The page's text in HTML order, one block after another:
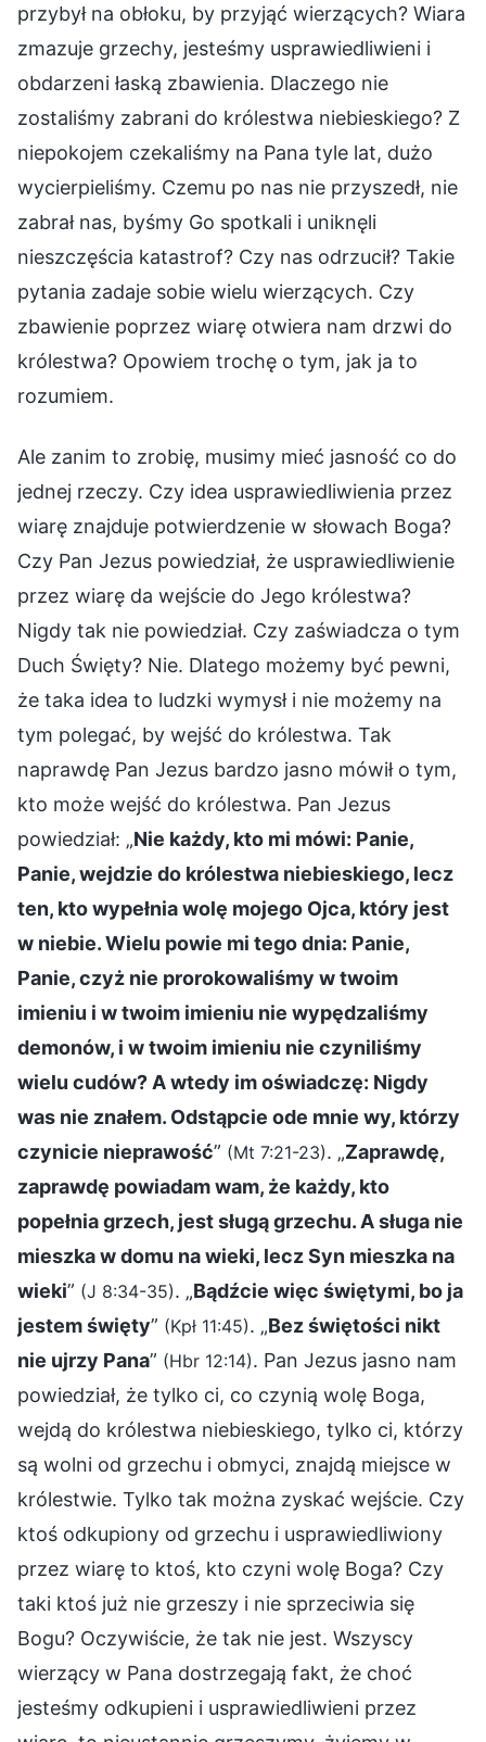
przybył na obłoku, by przyjąć wierzących? Wiara
zmazuje grzechy, jesteśmy usprawiedliwieni i
obdarzeni łaską zbawienia. Dlaczego nie
zostaliśmy zabrani do królestwa niebieskiego? Z
niepokojem czekaliśmy na Pana tyle lat, dużo
wycierpieliśmy. Czemu po nas nie przyszedł, nie
zabrał nas, byśmy Go spotkali i uniknęli
nieszczęścia katastrof? Czy nas odrzucił? Takie
pytania zadaje sobie wielu wierzących. Czy
zbawienie poprzez wiarę otwiera nam drzwi do
królestwa? Opowiem trochę o tym, jak ja to
rozumiem.
Ale zanim to zrobię, musimy mieć jasność co do
jednej rzeczy. Czy idea usprawiedliwienia przez
wiarę znajduje potwierdzenie w słowach Boga?
Czy Pan Jezus powiedział, że usprawiedliwienie
przez wiarę da wejście do Jego królestwa?
Nigdy tak nie powiedział. Czy zaświadcza o tym
Duch Święty? Nie. Dlatego możemy być pewni,
że taka idea to ludzki wymysł i nie możemy na
tym polegać, by wejść do królestwa. Tak
naprawdę Pan Jezus bardzo jasno mówił o tym,
kto może wejść do królestwa. Pan Jezus
powiedział: „Nie każdy, kto mi mówi: Panie,
Panie, wejdzie do królestwa niebieskiego, lecz
ten, kto wypełnia wolę mojego Ojca, który jest
w niebie. Wielu powie mi tego dnia: Panie,
Panie, czyż nie prorokowaliśmy w twoim
imieniu i w twoim imieniu nie wypędzaliśmy
demonów, i w twoim imieniu nie czyniliśmy
wielu cudów? A wtedy im oświadczę: Nigdy
was nie znałem. Odstąpcie ode mnie wy, którzy
czynicie nieprawość” (Mt 7:21-23). „Zaprawdę,
zaprawdę powiadam wam, że każdy, kto
popełnia grzech, jest sługą grzechu. A sługa nie
mieszka w domu na wieki, lecz Syn mieszka na
wieki” (J 8:34-35). „Bądźcie więc świętymi, bo ja
jestem święty” (Kpł 11:45). „Bez świętości nikt
nie ujrzy Pana” (Hbr 12:14). Pan Jezus jasno nam
powiedział, że tylko ci, co czynią wolę Boga,
wejdą do królestwa niebieskiego, tylko ci, którzy
są wolni od grzechu i obmyci, znajdą miejsce w
królestwie. Tylko tak można zyskać wejście. Czy
ktoś odkupiony od grzechu i usprawiedliwiony
przez wiarę to ktoś, kto czyni wolę Boga? Czy
taki ktoś już nie grzeszy i nie sprzeciwia się
Bogu? Oczywiście, że tak nie jest. Wszyscy
wierzący w Pana dostrzegają fakt, że choć
jesteśmy odkupieni i usprawiedliwieni przez